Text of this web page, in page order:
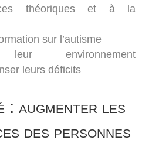
théoriques et à la
sur l’autisme
environnement
leurs déficits
: augmenter les
des personnes